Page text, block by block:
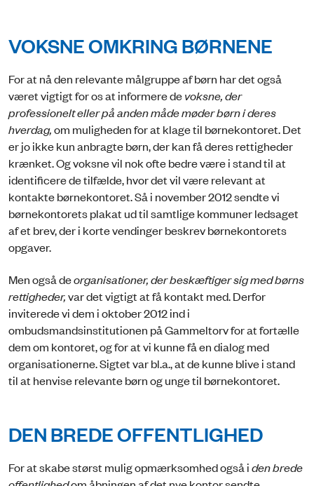
VOKSNE OMKRING BØRNENE
For at nå den relevante målgruppe af børn har det også
været vigtigt for os at informere devoksne, der
professionelt eller på anden måde møder børn i deres
hverdag,om muligheden for at klage til børnekontoret. Det
er jo ikke kun anbragte børn, der kan få deres rettigheder
krænket. Og voksne vil nok ofte bedre være i stand til at
identificere de tilfælde, hvor det vil være relevant at
kontakte børnekontoret. Så i november 2012 sendte vi
børnekontorets plakat ud til samtlige kommuner ledsaget
af et brev, der i korte vendinger beskrev børnekontorets
opgaver.
Men også deorganisationer, der beskæftiger sig med børns
rettigheder,var det vigtigt at få kontakt med. Derfor
inviterede vi dem i oktober 2012 ind i
ombudsmandsinstitutionen på Gammeltorv for at fortælle
dem om kontoret, og for at vi kunne få en dialog med
organisationerne. Sigtet var bl.a., at de kunne blive i stand
til at henvise relevante børn og unge til børnekontoret.
DEN BREDE OFFENTLIGHED
For at skabe størst mulig opmærksomhed også iden brede